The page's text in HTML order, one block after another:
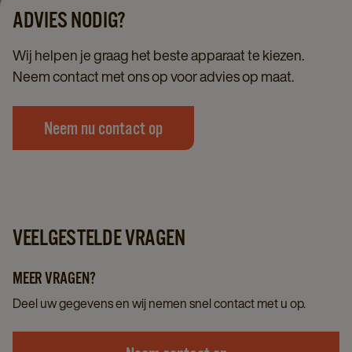
ADVIES NODIG?
Wij helpen je graag het beste apparaat te kiezen.
Neem contact met ons op voor advies op maat.
Neem nu contact op
VEELGESTELDE VRAGEN
MEER VRAGEN?
Deel uw gegevens en wij nemen snel contact met u op.